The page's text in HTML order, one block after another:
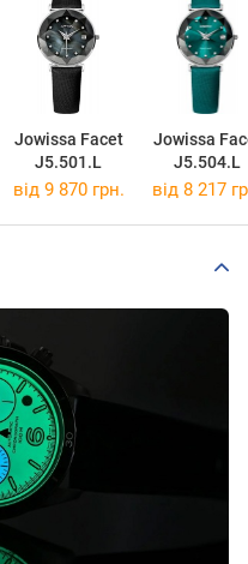
Jowissa Facet
J5.501.L
Jowissa
J5.504.L
від 9 870 грн. від 8 217